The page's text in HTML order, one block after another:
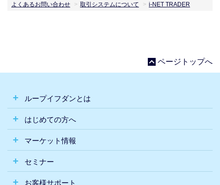
よくあるお問い合わせ 取引システムについて i-NET TRADER
ページトップへ
ループイフダンとは
はじめての方へ
マーケット情報
セミナー
お客様サポート